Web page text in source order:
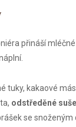
přináší
tuky, kakaové
odstředěné
se snoženým